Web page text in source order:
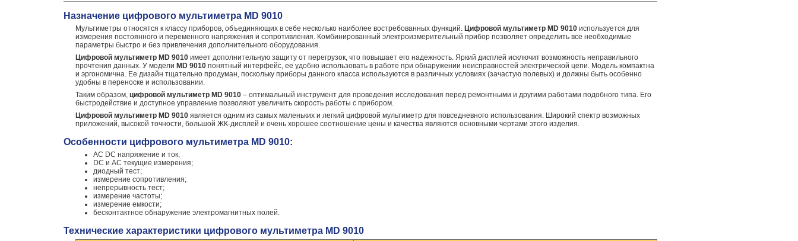
Назначение цифрового мультиметра MD 9010
Мультиметры относятся к классу приборов, объединяющих в себе несколько наиболее востребованных функций. Цифровой мультиметр MD 9010 используется для
измерения постоянного и переменного напряжения и сопротивления. Комбинированный электроизмерительный прибор позволяет определить все необходимые
параметры быстро и без привлечения дополнительного оборудования.
Цифровой мультиметр MD 9010 имеет дополнительную защиту от перегрузок, что повышает его надежность. Яркий дисплей исключит возможность неправильного
прочтения данных. У модели MD 9010 понятный интерфейс, ее удобно использовать в работе при обнаружении неисправностей электрической цепи. Модель компактна
и эргономична. Ее дизайн тщательно продуман, поскольку приборы данного класса используются в различных условиях (зачастую полевых) и должны быть особенно
удобны в переноске и использовании.
Таким образом, цифровой мультиметр MD 9010 – оптимальный инструмент для проведения исследования перед ремонтными и другими работами подобного типа. Его
быстродействие и доступное управление позволяют увеличить скорость работы с прибором.
Цифровой мультиметр MD 9010 является одним из самых маленьких и легкий цифровой мультиметр для повседневного использования. Широкий спектр возможных
приложений, высокой точности, большой ЖК-дисплей и очень хорошее соотношение цены и качества являются основными чертами этого изделия.
Особенности цифрового мультиметра MD 9010:
AC DC напряжение и ток;
DC и AC текущие измерения;
диодный тест;
измерение сопротивления;
непрерывность тест;
измерение частоты;
измерение емкости;
бесконтактное обнаружение электромагнитных полей.
Технические характеристики цифрового мультиметра MD 9010